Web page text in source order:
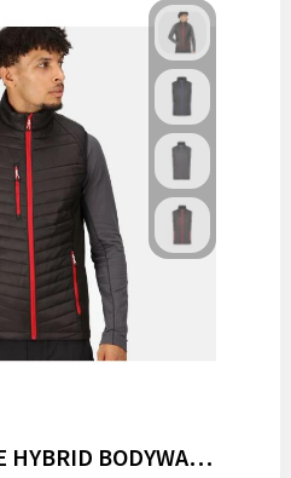
MEN'S NAVIGATE HYBRID BODYWARMER